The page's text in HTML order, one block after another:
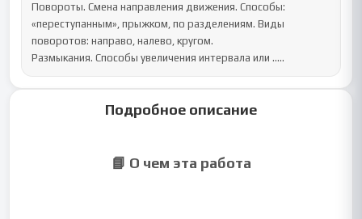
Повороты. Смена направления движения. Способы:
«переступанным», прыжком, по разделениям. Виды
поворотов: направо, налево, кругом.
Размыкания. Способы увеличения интервала или .....
Подробное описание
📘 О чем эта работа